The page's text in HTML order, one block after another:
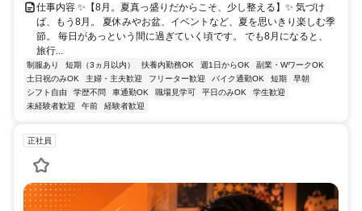
仕事内容 ✨【8月。夏真っ盛りだからこそ、少し整える】✨ 気づけ
ば、もう8月。 夏休みやお盆、イベントなど、夏を思いきり楽しむ季
節。 毎日があっという間に過ぎていく頃です。 でも8月になると、
旅行...
制服あり 短期（3ヵ月以内） 扶養内勤務OK 週1日からOK
副業・WワークOK
土日祝のみOK
主婦・主夫歓迎 フリーター歓迎 バイク通勤OK 短期
早朝
シフト自由
学歴不問 車通勤OK 職場見学可 平日のみOK
学生歓迎
未経験者歓迎
午前 経験者歓迎
正社員